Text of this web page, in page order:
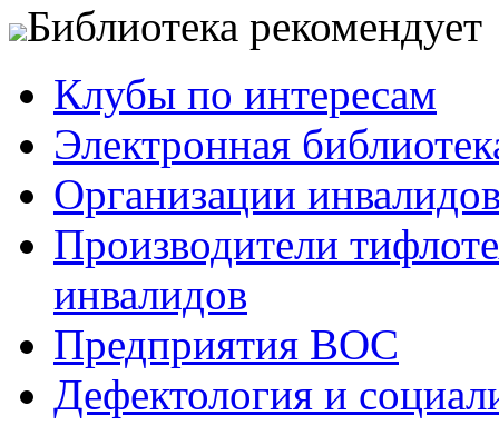
Библиотека рекомендует
Клубы по интересам
Электронная
Организации
Производители
инвалидов
Предприятия ВОС
Дефектология и